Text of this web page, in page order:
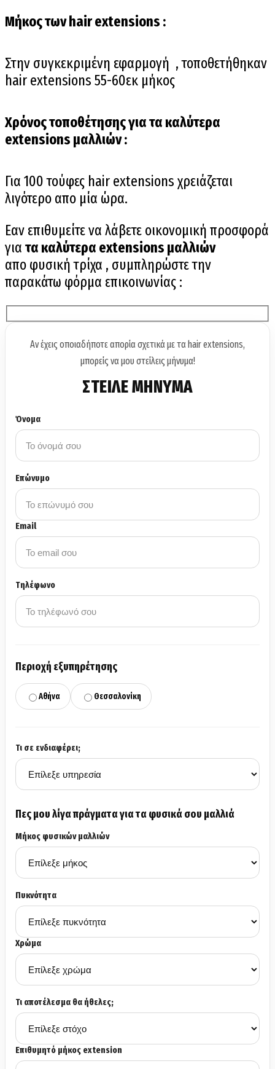
Μήκος των hair extensions :
Στην συγκεκριμένη εφαρμογή , τοποθετήθηκαν
hair extensions 55-60εκ μήκος
Χρόνος τοποθέτησης για τα καλύτερα
extensions μαλλιών :
Για 100 τούφες hair extensions χρειάζεται
λιγότερο απο μία ώρα.
Εαν επιθυμείτε να λάβετε οικονομική προσφορά
γιατα καλύτερα extensions μαλλιών
απο φυσική τρίχα , συμπληρώστε την
παρακάτω φόρμα επικοινωνίας :
Αν έχεις οποιαδήποτε απορία σχετικά με τα hair extensions,
μπορείς να μου στείλεις μήνυμα!
ΣΤΕΙΛΕ ΜΗΝΥΜΑ
Όνομα
Επώνυμο
Email
Τηλέφωνο
Περιοχή εξυπηρέτησης
Αθήνα Θεσσαλονίκη
Τι σε ενδιαφέρει;
Πες μου λίγα πράγματα για τα φυσικά σου μαλλιά
Μήκος φυσικών μαλλιών
Πυκνότητα
Χρώμα
Τι αποτέλεσμα θα ήθελες;
Επιθυμητό μήκος extension